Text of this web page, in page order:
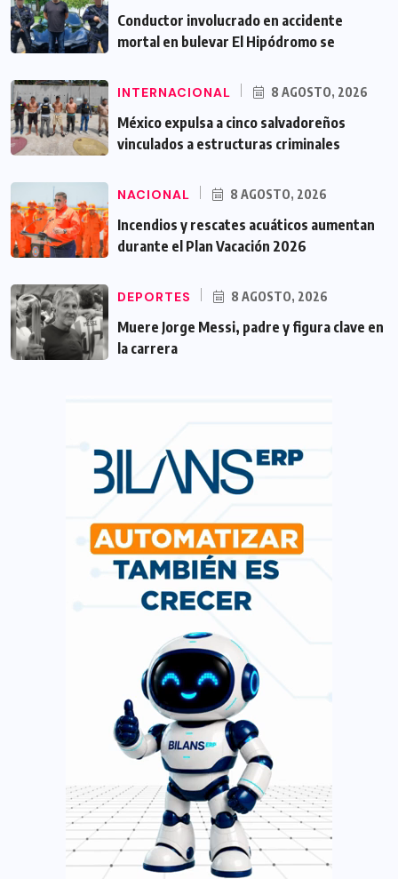
Conductor involucrado en accidente
mortal en bulevar El Hipódromo se
INTERNACIONAL 8 AGOSTO, 2026
México expulsa a cinco salvadoreños
vinculados a estructuras criminales
NACIONAL 8 AGOSTO, 2026
Incendios y rescates acuáticos aumentan
durante el Plan Vacación 2026
DEPORTES 8 AGOSTO, 2026
Muere Jorge Messi, padre y figura clave en
la carrera